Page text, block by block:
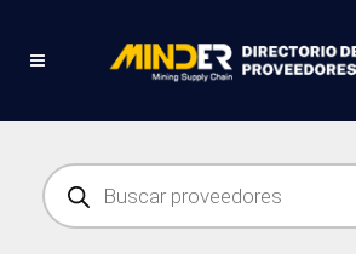
Búsqueda
de
productos